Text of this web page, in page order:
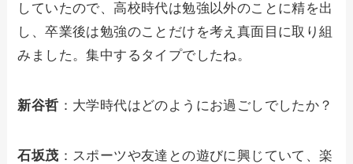
していたので、高校時代は勉強以外のことに精を出
し、卒業後は勉強のことだけを考え真面目に取り組
みました。集中するタイプでしたね。
新谷哲 ：大学時代はどのようにお過ごしでしたか？
石坂茂 ：スポーツや友達との遊びに興じていて、楽